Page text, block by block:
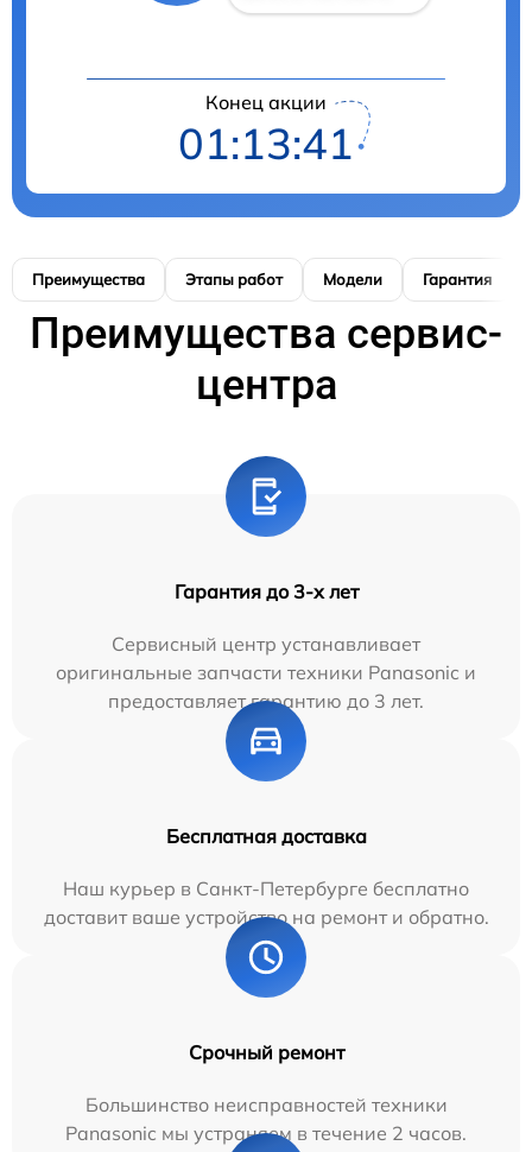
Конец акции
01:13:40
Преимущества Этапы работ Модели Гарантия
Преимущества сервис-
центра
Гарантия до 3-х лет
Сервисный центр устанавливает
оригинальные запчасти техники Panasonic и
предоставляет гарантию до 3 лет.
Бесплатная доставка
Наш курьер в Санкт-Петербурге бесплатно
доставит ваше устройство на ремонт и обратно.
Срочный ремонт
Большинство неисправностей техники
Panasonic мы устраняем в течение 2 часов.